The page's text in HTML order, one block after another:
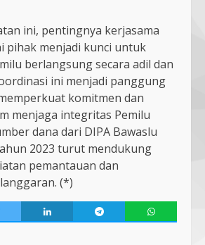
ini, pentingnya kerjasama
pihak menjadi kunci untuk
berlangsung secara adil dan
ini menjadi panggung
komitmen dan
menjaga integritas Pemilu
dana dari DIPA Bawaslu
2023 turut mendukung
pemantauan dan
(*)